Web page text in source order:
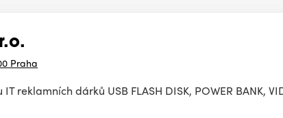
Praha
reklamních dárků USB FLASH DISK, POWER BANK,